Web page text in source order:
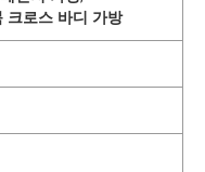
크로스 바디 가방